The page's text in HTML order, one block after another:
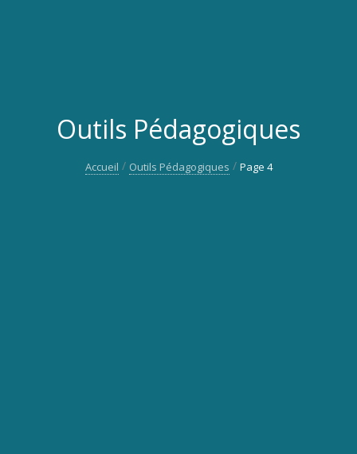
Outils Pédagogiques
Accueil Outils Pédagogiques Page 4